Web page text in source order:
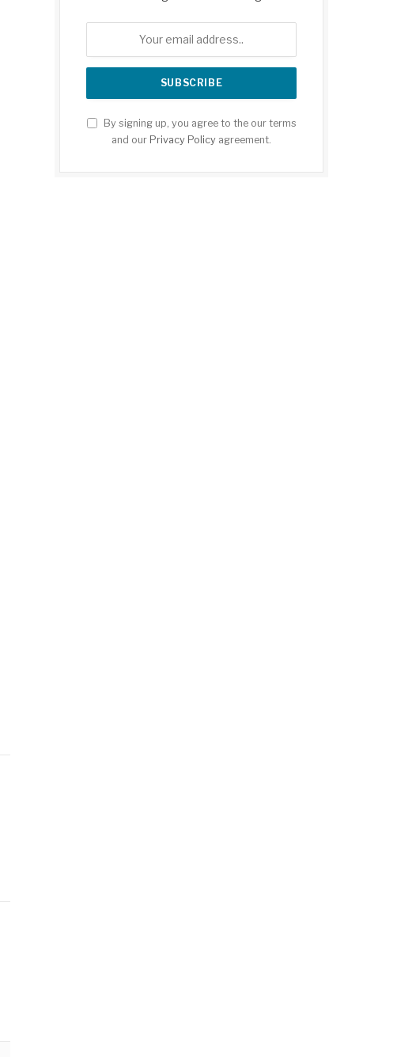
By signing up, you agree to the our terms
and our Privacy Policy agreement.